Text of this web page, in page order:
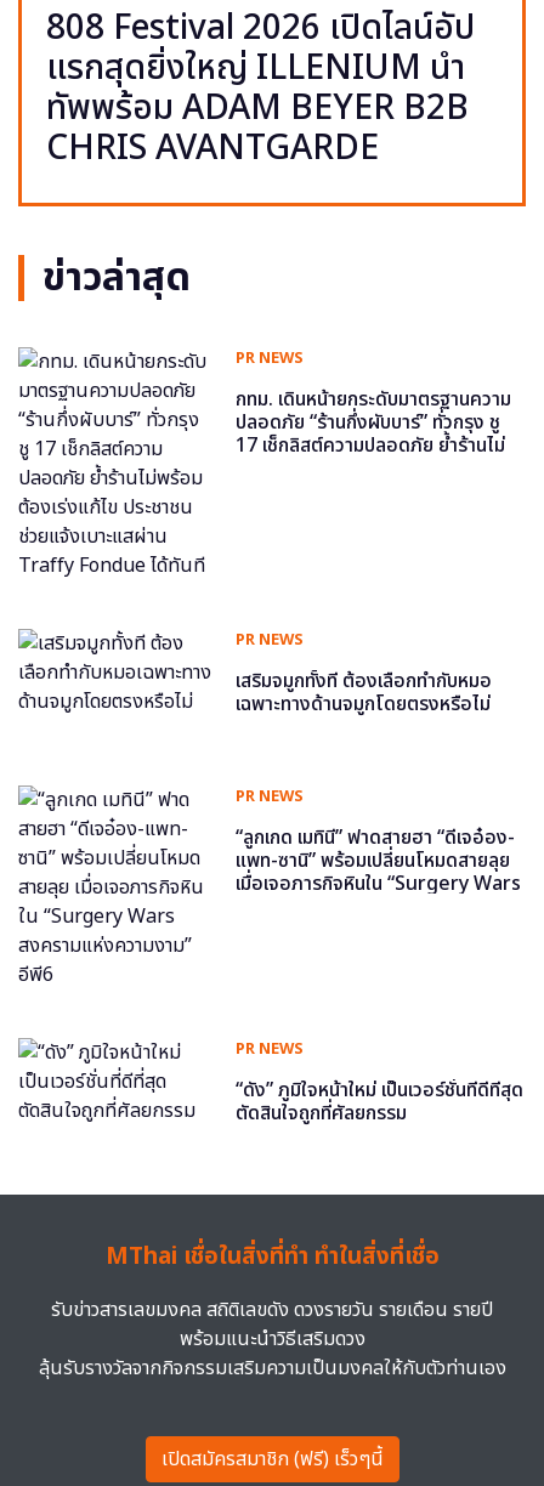
808 Festival 2026 เปิดไลน์อัป
แรกสุดยิ่งใหญ่ ILLENIUM นำ
ทัพพร้อม ADAM BEYER B2B
CHRIS AVANTGARDE
ข่าวล่าสุด
PR NEWS
กทม. เดินหน้ายกระดับมาตรฐานความ
ปลอดภัย “ร้านกึ่งผับบาร์” ทั่วกรุง ชู
17 เช็กลิสต์ความปลอดภัย ย้ำร้านไม่
PR NEWS
เสริมจมูกทั้งที ต้องเลือกทำกับหมอ
เฉพาะทางด้านจมูกโดยตรงหรือไม่
PR NEWS
“ลูกเกด เมทินี” ฟาดสายฮา “ดีเจอ๋อง-
แพท-ซานิ” พร้อมเปลี่ยนโหมดสายลุย
เมื่อเจอภารกิจหินใน “Surgery Wars
PR NEWS
“ดัง” ภูมิใจหน้าใหม่ เป็นเวอร์ชั่นที่ดีที่สุด
ตัดสินใจถูกที่ศัลยกรรม
MThai เชื่อในสิ่งที่ทำ ทำในสิ่งที่เชื่อ
รับข่าวสารเลขมงคล สถิติเลขดัง ดวงรายวัน รายเดือน รายปี
พร้อมแนะนำวิธีเสริมดวง
ลุ้นรับรางวัลจากกิจกรรมเสริมความเป็นมงคลให้กับตัวท่านเอง
เปิดสมัครสมาชิก (ฟรี) เร็วๆนี้